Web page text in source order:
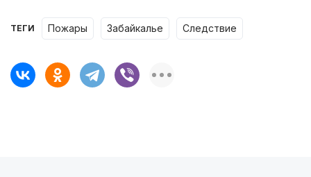
ТЕГИ пожары Забайкалье следствие